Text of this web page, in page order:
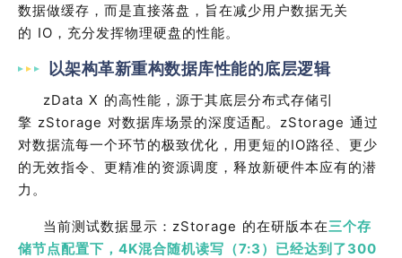
数据做缓存，而是直接落盘，旨在减少用户数据无关
的 IO ，充分发挥物理硬盘的性能。
以架构革新重构数据库性能的底层逻辑
zData X 的高性能，源于其底层分布式存储引
擎 zStorage 对数据库场景的深度适配。 zStorage 通过
对数据流每一个环节的极致优化，用更短的IO路径、更少
的无效指令、更精准的资源调度，释放新硬件本应有的潜
力。
当前测试数据显示： zStorage 的在研版本在三个存
储节点配置下， 4K混合随机读写（7:3 ） 已经达到了300